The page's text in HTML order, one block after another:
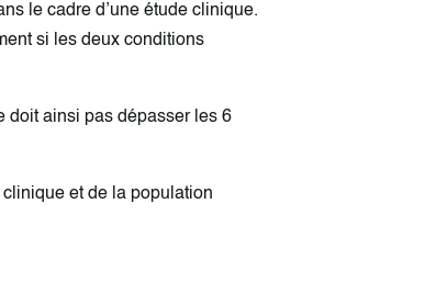
le cadre d’une étude clinique.
si les deux conditions
doit ainsi pas dépasser les 6
et de la population